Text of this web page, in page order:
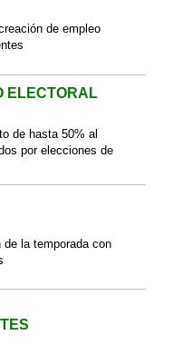
de empleo
ELECTORAL
de hasta 50% al
por elecciones de
de la temporada con